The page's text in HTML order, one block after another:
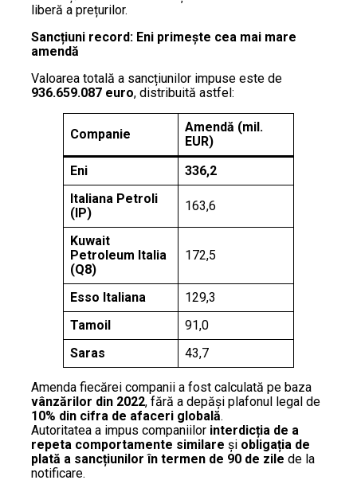
liberă a prețurilor.
Sancțiuni record: Eni primește cea mai mare
amendă
Valoarea totală a sancțiunilor impuse este de
936.659.087 euro, distribuită astfel:
Companie
Amendă (mil.
EUR)
Eni
336,2
Italiana Petroli
(IP)
163,6
Kuwait
Petroleum Italia
(Q8)
172,5
Esso Italiana
129,3
Tamoil
91,0
Saras
43,7
Amenda fiecărei companii a fost calculată pe baza
vânzărilor din 2022, fără a depăși plafonul legal de
10% din cifra de afaceri globală.
Autoritatea a impus companiilor interdicția de a
repeta comportamente similare și obligația de
plată a sancțiunilor în termen de 90 de zile de la
notificare.